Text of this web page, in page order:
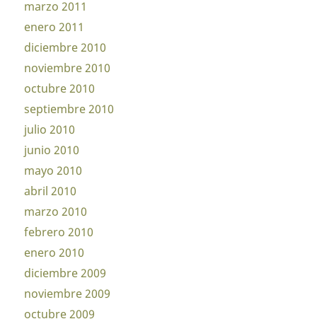
marzo 2011
enero 2011
diciembre 2010
noviembre 2010
octubre 2010
septiembre 2010
julio 2010
junio 2010
mayo 2010
abril 2010
marzo 2010
febrero 2010
enero 2010
diciembre 2009
noviembre 2009
octubre 2009